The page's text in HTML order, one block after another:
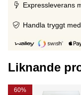
Expressleverans
Handla tryggt
Liknande
60%